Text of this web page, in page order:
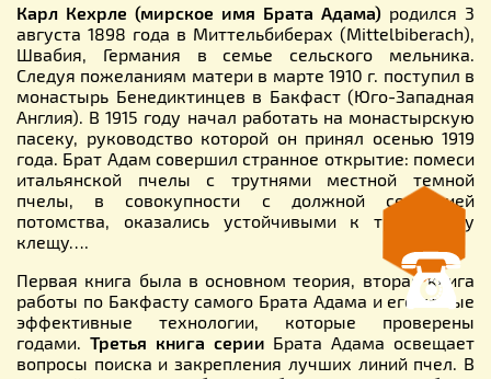
Карл Кехрле (мирское имя Брата Адама) родился 3
августа 1898 года в Миттельбиберах (Mittelbiberach),
Швабия, Германия в семье сельского мельника.
Следуя пожеланиям матери в марте 1910 г. поступил в
монастырь Бенедиктинцев в Бакфаст (Юго-Западная
Англия). В 1915 году начал работать на монастырскую
пасеку, руководство которой он принял осенью 1919
года. Брат Адам совершил странное открытие: помеси
итальянской пчелы с трутнями местной темной
пчелы, в совокупности с должной селекцией
потомства, оказались устойчивыми к трахейному
клещу….
Первая книга была в основном теория, вторая книга
работы по Бакфасту самого Брата Адама и его самые
эффективные технологии, которые проверены
годами. Третья книга серии Брата Адама освещает
вопросы поиска и закрепления лучших линий пчел. В